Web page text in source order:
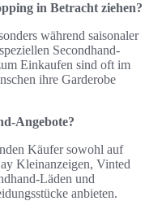
in Betracht ziehen?
während saisonaler
Secondhand-
Einkaufen sind oft im
ihre Garderobe
Angebote?
Käufer sowohl auf
Kleinanzeigen, Vinted
Läden und
anbieten.